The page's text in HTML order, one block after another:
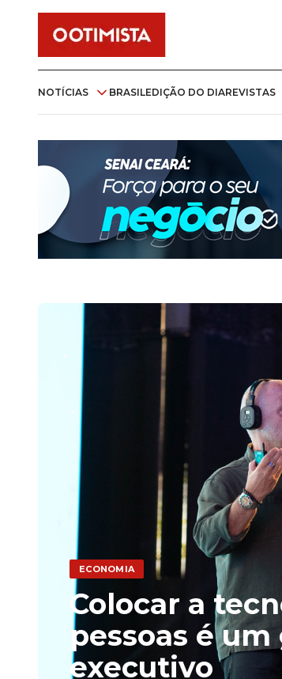
NOTÍCIAS
ECONOMIA
PANORAMA
IMÓVEIS
COLUNAS
JORNAL IMPRESSO
POLÍTICA
BRASILEDIÇÃO DO DIAREVISTAS
O
IMÓVEIS
TAPIS
ECONOMIA
Colocar a
pessoas é
executivo